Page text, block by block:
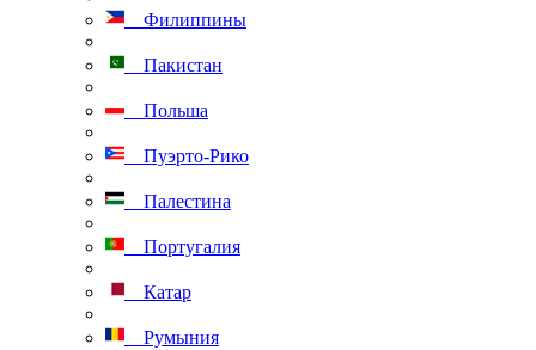
Филиппины
Пакистан
Польша
Пуэрто-Рико
Палестина
Португалия
Катар
Румыния